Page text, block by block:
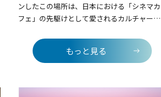
ンしたこの場所は、日本における「シネマカ
フェ」の先駆けとして愛されるカルチャー発
ートな空間。アンティークの椅子やソファに
深く身を委ね、リラックスして映画を楽しめ
もっと見る